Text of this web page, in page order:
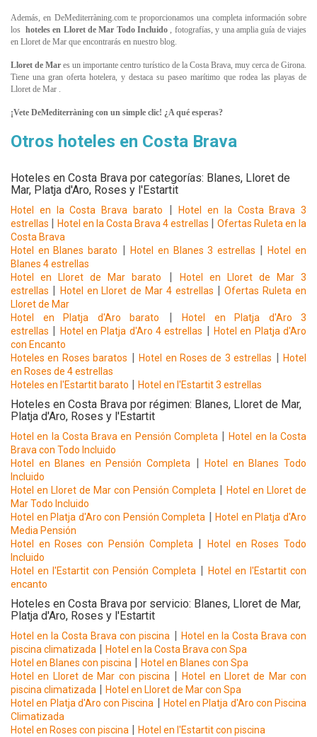
Además, en DeMediterràning.com te proporcionamos una completa información sobre
los hoteles en Lloret de Mar Todo Incluido , fotografías, y una amplia guía de viajes
en Lloret de Mar que encontrarás en nuestro blog.
Lloret de Mar es un importante centro turístico de la Costa Brava, muy cerca de Girona.
Tiene una gran oferta hotelera, y destaca su paseo marítimo que rodea las playas de
Lloret de Mar .
¡Vete DeMediterràning con un simple clic! ¿A qué esperas?
Otros hoteles en Costa Brava
Hoteles en Costa Brava por categorías: Blanes, Lloret de
Mar, Platja d'Aro, Roses y l'Estartit
Hotel en la Costa Brava barato |Hotel en la Costa Brava 3
estrellas | Hotel en la Costa Brava 4 estrellas | Ofertas Ruleta en la
Costa Brava
Hotel en Blanes barato |Hotel en Blanes 3 estrellas |Hotel en
Blanes 4 estrellas
Hotel en Lloret de Mar barato
|
Hotel en Lloret de Mar 3
estrellas | Hotel en Lloret de Mar 4 estrellas |Ofertas Ruleta en
Lloret de Mar
Hotel en Platja d'Aro barato
|
Hotel en Platja d'Aro 3
estrellas | Hotel en Platja d'Aro 4 estrellas |Hotel en Platja d'Aro
con Encanto
Hoteles en Roses baratos |Hotel en Roses de 3 estrellas |Hotel
en Roses de 4 estrellas
Hoteles en l'Estartit barato | Hotel en l'Estartit 3 estrellas
Hoteles en Costa Brava por régimen: Blanes, Lloret de Mar,
Platja d'Aro, Roses y l'Estartit
Hotel en la Costa Brava en Pensión Completa|Hotel en la Costa
Brava con Todo Incluido
Hotel en Blanes en Pensión Completa
|Hotel en Blanes Todo
Incluido
Hotel en Lloret de Mar con Pensión Completa | Hotel en Lloret de
Mar Todo Incluido
Hotel en Platja d'Aro con Pensión Completa |Hotel en Platja d'Aro
Media Pensión
Hotel en Roses con Pensión Completa|
Hotel en Roses Todo
Incluido
Hotel en l'Estartit con Pensión Completa |
Hotel en l'Estartit con
encanto
Hoteles en Costa Brava por servicio: Blanes, Lloret de Mar,
Platja d'Aro, Roses y l'Estartit
Hotel en la Costa Brava con piscina | Hotel en la Costa Brava con
piscina climatizada | Hotel en la Costa Brava con Spa
Hotel en Blanes con piscina | Hotel en Blanes con Spa
Hotel en Lloret de Mar con piscina|Hotel en Lloret de Mar con
piscina climatizada | Hotel en Lloret de Mar con Spa
Hotel en Platja d'Aro con Piscina | Hotel en Platja d'Aro con Piscina
Climatizada
Hotel en Roses con piscina | Hotel en l'Estartit con piscina